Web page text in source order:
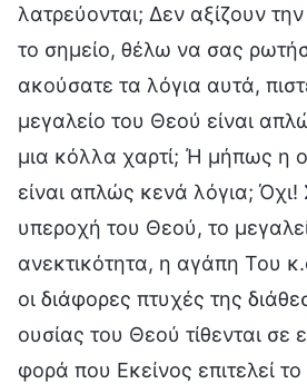
λατρεύονται; Δεν αξίζουν
το σημείο, θέλω να σας
ακούσατε τα λόγια αυτά,
μεγαλείο του Θεού είναι
μια κόλλα χαρτί; Ή μήπως η
είναι απλώς κενά λόγια; Όχι!
υπεροχή του Θεού, το
ανεκτικότητα, η αγάπη Του
οι διάφορες πτυχές της
ουσίας του Θεού τίθενται
φορά που Εκείνος επιτελεί